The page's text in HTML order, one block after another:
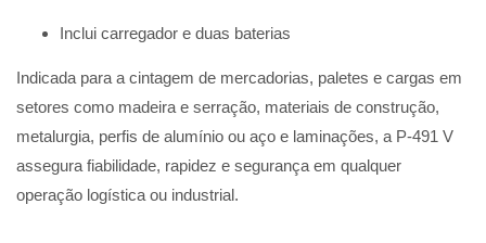
Inclui carregador e duas baterias
Indicada para a cintagem de mercadorias, paletes e cargas em
setores como madeira e serração, materiais de construção,
metalurgia, perfis de alumínio ou aço e laminações, a P-491 V
assegura fiabilidade, rapidez e segurança em qualquer
operação logística ou industrial.